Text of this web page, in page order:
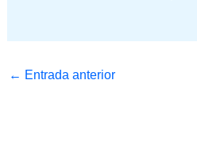
← Entrada anterior